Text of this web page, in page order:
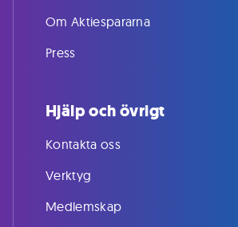
Om Aktiespararna
Press
Hjälp och övrigt
Kontakta oss
Verktyg
Medlemskap